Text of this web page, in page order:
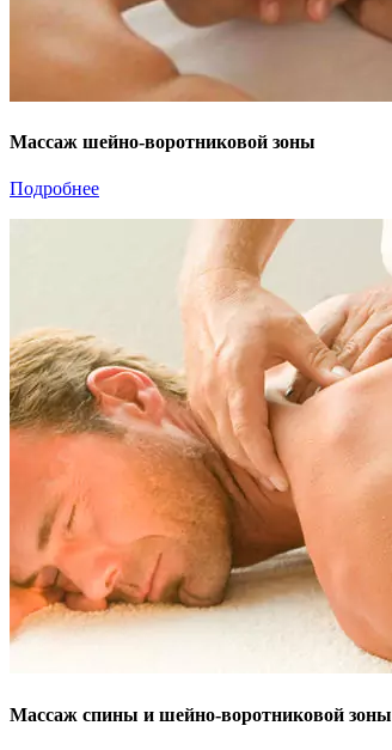
Массаж шейно-воротниковой зоны
Подробнее
Массаж спины и шейно-воротниковой зоны